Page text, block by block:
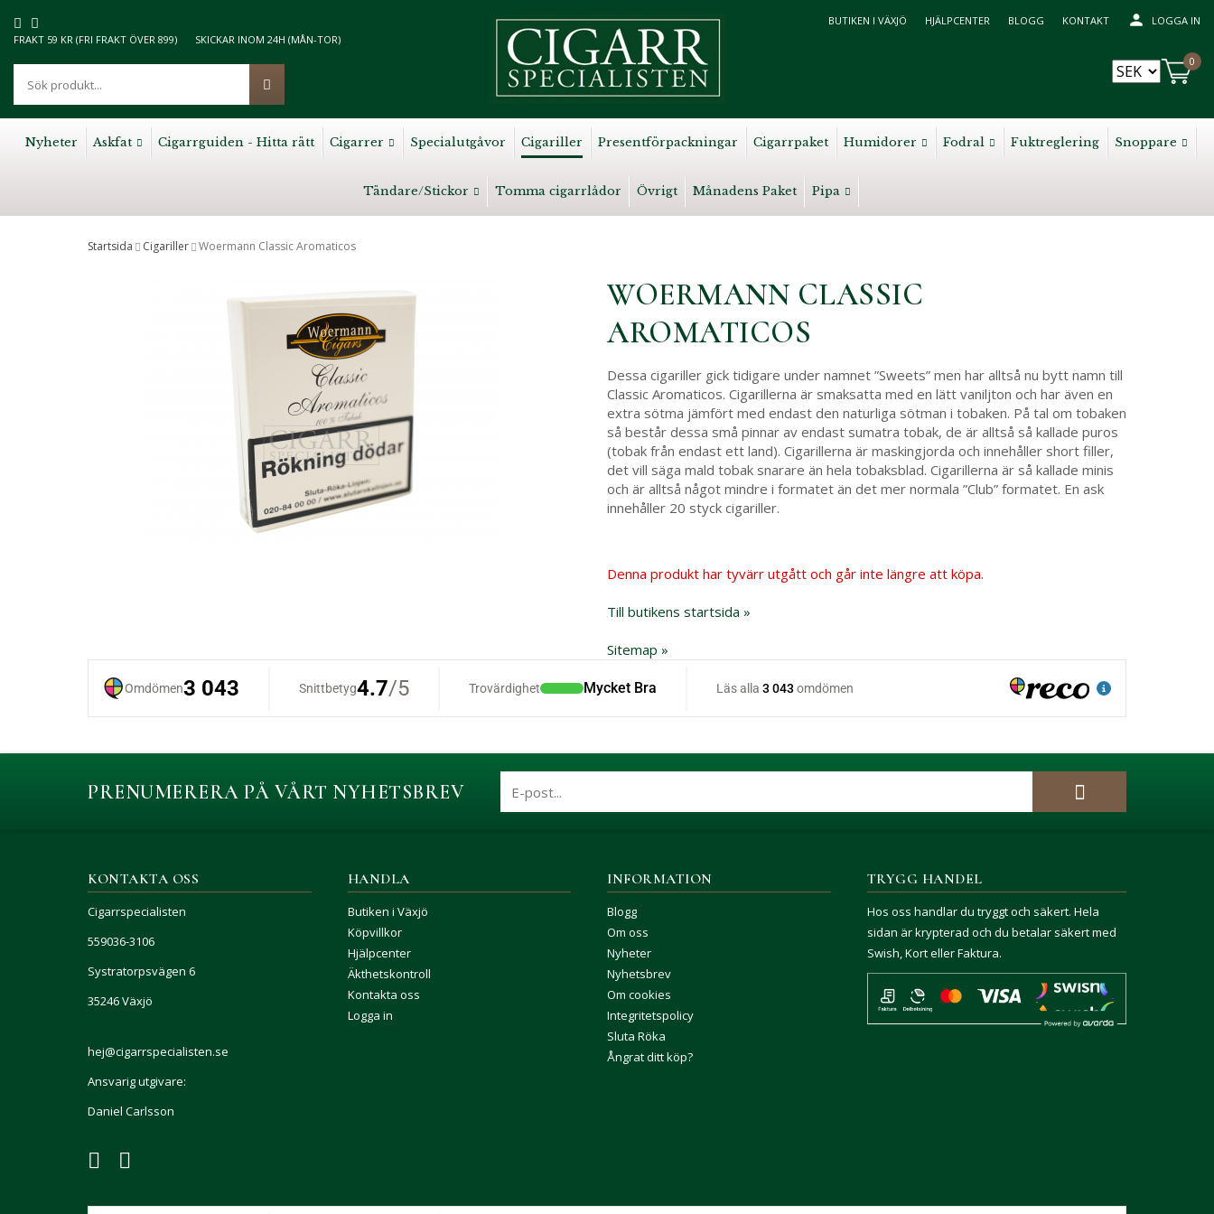
FRAKT 59 KR (FRI FRAKT ÖVER 899) SKICKAR INOM 24H (MÅN-TOR)
BUTIKEN I VÄXJÖ HJÄLPCENTER BLOGG KONTAKT LOGGA IN
0
Nyheter Askfat Cigarrguiden - Hitta rätt Cigarrer Specialutgåvor Cigariller Presentförpackningar Cigarrpaket Humidorer Fodral Fuktreglering Snoppare
Tändare/Stickor Tomma cigarrlådor Övrigt Månadens Paket Pipa
Startsida Cigariller Woermann Classic Aromaticos
WOERMANN CLASSIC
AROMATICOS
Dessa cigariller gick tidigare under namnet ”Sweets” men har alltså nu bytt namn till
Classic Aromaticos. Cigarillerna är smaksatta med en lätt vaniljton och har även en
extra sötma jämfört med endast den naturliga sötman i tobaken. På tal om tobaken
så består dessa små pinnar av endast sumatra tobak, de är alltså så kallade puros
(tobak från endast ett land). Cigarillerna är maskingjorda och innehåller short filler,
det vill säga mald tobak snarare än hela tobaksblad. Cigarillerna är så kallade minis
och är alltså något mindre i formatet än det mer normala ”Club” formatet. En ask
innehåller 20 styck cigariller.
Denna produkt har tyvärr utgått och går inte längre att köpa.
Till butikens startsida »
Sitemap »
PRENUMERERA PÅ VÅRT NYHETSBREV
KONTAKTA OSS
Cigarrspecialisten
559036-3106
Systratorpsvägen 6
35246 Växjö
hej@cigarrspecialisten.se
Ansvarig utgivare:
Daniel Carlsson
HANDLA
Butiken i Växjö
Köpvillkor
Hjälpcenter
Äkthetskontroll
Kontakta oss
Logga in
INFORMATION
Blogg
Om oss
Nyheter
Nyhetsbrev
Om cookies
Integritetspolicy
Sluta Röka
Ångrat ditt köp?
TRYGG HANDEL
Hos oss handlar du tryggt och säkert. Hela
sidan är krypterad och du betalar säkert med
Swish, Kort eller Faktura.